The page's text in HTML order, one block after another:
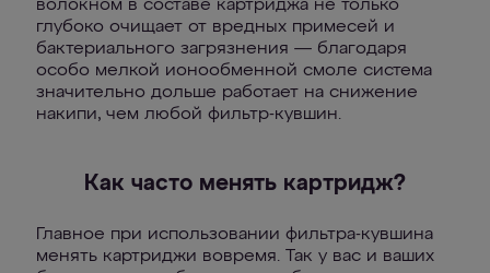
волокном в составе картриджа не только
глубоко очищает от вредных примесей и
бактериального загрязнения — благодаря
особо мелкой ионообменной смоле система
значительно дольше работает на снижение
накипи, чем любой фильтр-кувшин.
Как часто менять картридж?
Главное при использовании фильтра-кувшина
менять картриджи вовремя. Так у вас и ваших